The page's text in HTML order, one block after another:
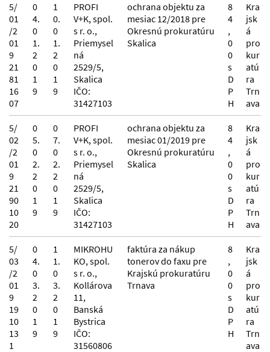
5/
01
/2
01
9
21
81
16
07
0
4.
0
1.
2
0
1
9
1
0.
0
1.
2
0
1
9
PROFI
V+K, spol.
s r. o.,
Priemysel
ná
2529/5,
Skalica
IČO:
31427103
ochrana objektu za
mesiac 12/2018 pre
Okresnú prokuratúru
Skalica
8
4
,
0
0
s
D
P
H
Kra
jsk
á
pro
kur
atú
ra
Trn
ava
5/
02
/2
01
9
21
90
10
20
0
5.
0
2.
2
0
1
9
0
7.
0
2.
2
0
1
9
PROFI
V+K, spol.
s r. o.,
Priemysel
ná
2529/5,
Skalica
IČO:
31427103
ochrana objektu za
mesiac 01/2019 pre
Okresnú prokuratúru
Skalica
8
4
,
0
0
s
D
P
H
Kra
jsk
á
pro
kur
atú
ra
Trn
ava
5/
03
/2
01
9
19
10
13
1
0
4.
0
3.
2
0
1
9
1
1.
0
3.
2
0
1
9
MIKROHU
KO, spol.
s r. o.,
Kollárova
11,
Banská
Bystrica
IČO:
31560806
faktúra za nákup
tonerov do faxu pre
Krajskú prokuratúru
Trnava
8
,
0
0
s
D
P
H
Kra
jsk
á
pro
kur
atú
ra
Trn
ava